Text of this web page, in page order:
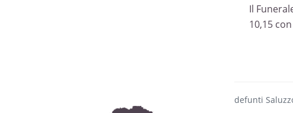
Il
10,15
defunti